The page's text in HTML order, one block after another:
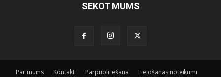
SEKOT MUMS
Par mums Kontakti Pārpublicēšana Lietošanas noteikumi